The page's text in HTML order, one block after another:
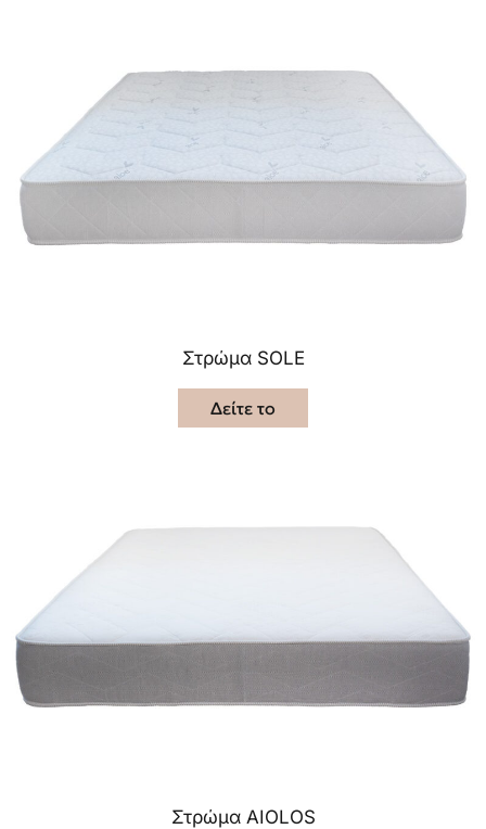
Στρώμα SOLE
Δείτε το
Στρώμα AIOLOS